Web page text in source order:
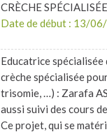
CRÈCHE SPÉCIALISÉE
Date de début : 13/
Educatrice
crèche spécialisée
trisomie, …) : Zarafa
aussi suivi des cours
Ce projet, qui se